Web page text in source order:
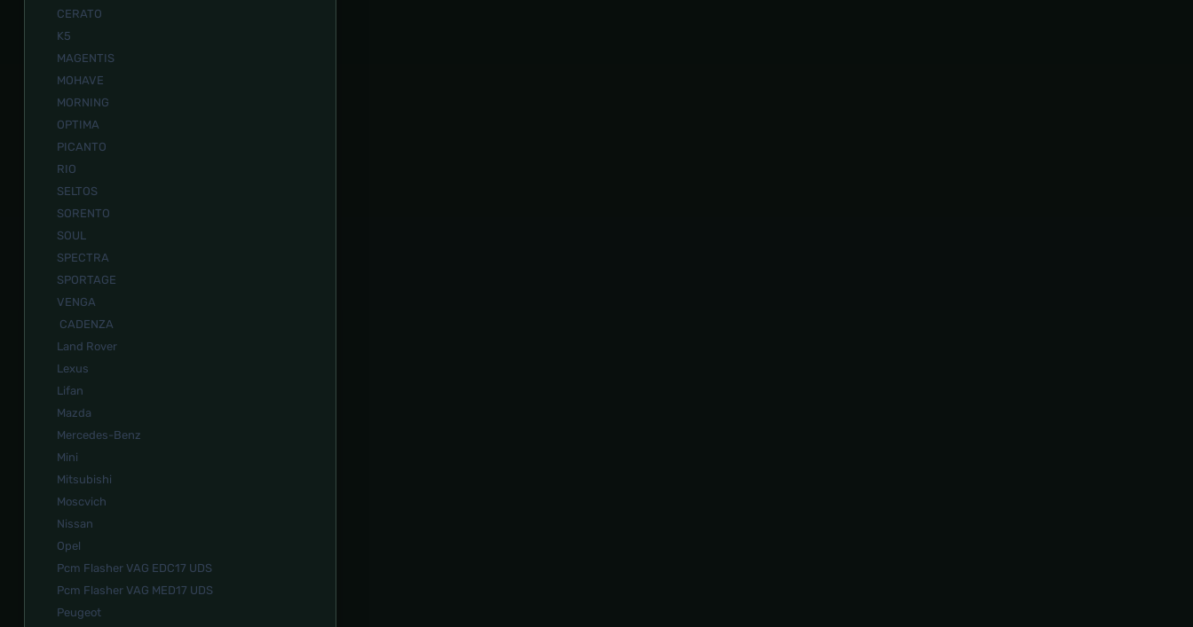
CERATO
K5
MAGENTIS
MOHAVE
MORNING
OPTIMA
PICANTO
RIO
SELTOS
SORENTO
SOUL
SPECTRA
SPORTAGE
VENGA
CADENZA
Land Rover
Lexus
Lifan
Mazda
Mercedes-Benz
Mini
Mitsubishi
Moscvich
Nissan
Opel
Pcm Flasher VAG EDC17 UDS
Pcm Flasher VAG MED17 UDS
Peugeot